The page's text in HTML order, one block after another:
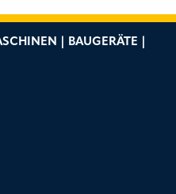
| BAUGERÄTE |